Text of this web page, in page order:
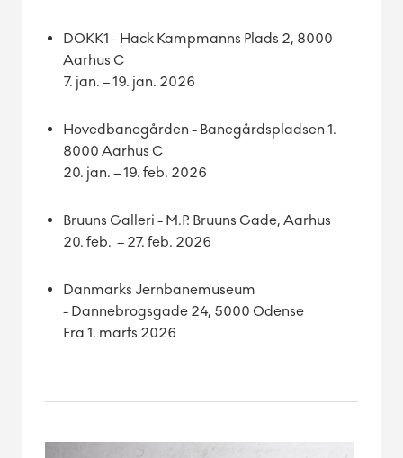
DOKK1 - Hack Kampmanns Plads 2, 8000
Aarhus C
7. jan. – 19. jan. 2026
Hovedbanegården - Banegårdspladsen 1.
8000 Aarhus C
20. jan. – 19. feb. 2026
Bruuns Galleri - M.P. Bruuns Gade, Aarhus
20. feb. – 27. feb. 2026
Danmarks Jernbanemuseum
- Dannebrogsgade 24, 5000 Odense
Fra 1. marts 2026